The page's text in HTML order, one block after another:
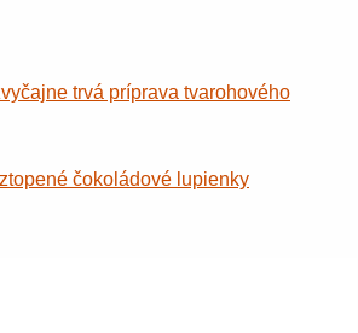
trvá príprava tvarohového
čokoládové lupienky